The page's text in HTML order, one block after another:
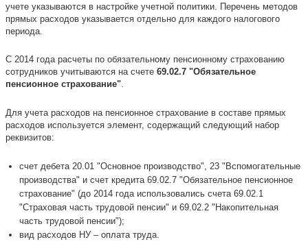
учете указываются в настройке учетной политики. Перечень методов
прямых расходов указывается отдельно для каждого налогового
периода.
С 2014 года расчеты по обязательному пенсионному страхованию
сотрудников учитываются на счете 69.02.7 "Обязательное
пенсионное страхование".
Для учета расходов на пенсионное страхование в составе прямых
расходов используется элемент, содержащий следующий набор
реквизитов:
счет дебета 20.01 "Основное производство", 23 "Вспомогательные
производства" и счет кредита 69.02.7 "Обязательное пенсионное
страхование" (до 2014 года использовались счета 69.02.1
"Страховая часть трудовой пенсии" и 69.02.2 "Накопительная
часть трудовой пенсии");
вид расходов НУ – оплата труда.